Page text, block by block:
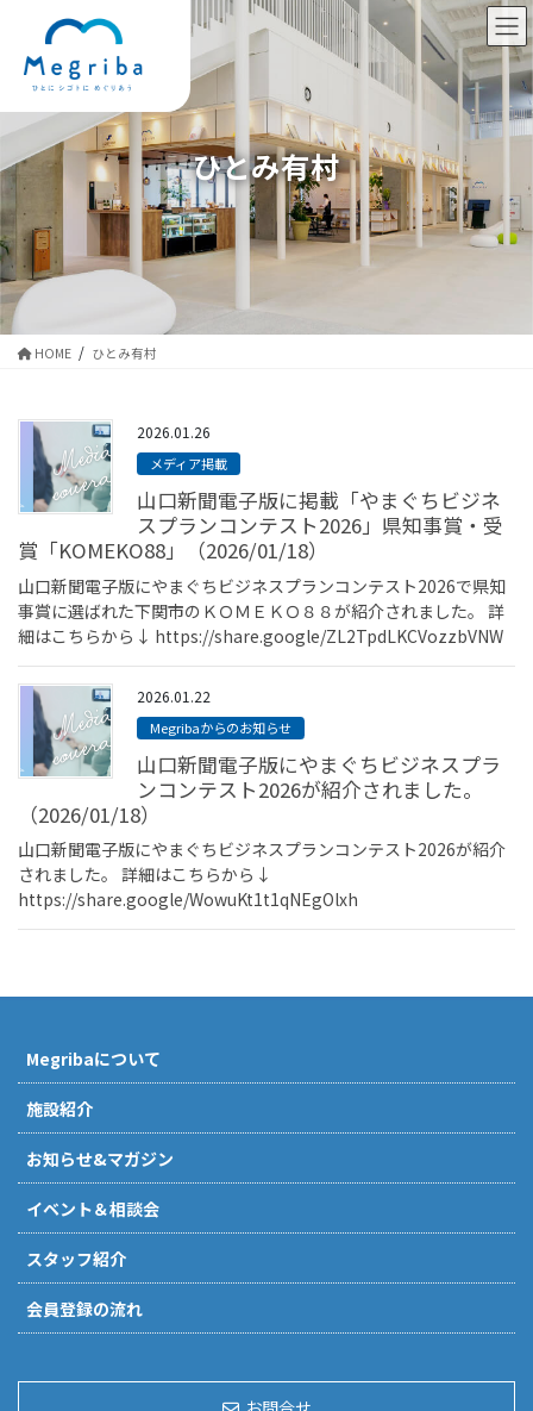
ツ
移
動
シ
ン
に
移
動
ひとみ有村
HOME ひとみ有村
2026.01.26
メディア掲載
山口新聞電子版に掲載「やまぐちビジネ
スプランコンテスト2026」県知事賞・受
賞「KOMEKO88」（2026/01/18）
山口新聞電子版にやまぐちビジネスプランコンテスト2026で県知
事賞に選ばれた下関市のＫＯＭＥＫＯ８８が紹介されました。 詳
細はこちらから↓ https://share.google/ZL2TpdLKCVozzbVNW
2026.01.22
Megribaからのお知らせ
山口新聞電子版にやまぐちビジネスプラ
ンコンテスト2026が紹介されました。
（2026/01/18）
山口新聞電子版にやまぐちビジネスプランコンテスト2026が紹介
されました。 詳細はこちらから↓
https://share.google/WowuKt1t1qNEgOlxh
Megribaについて
施設紹介
お知らせ&マガジン
イベント＆相談会
スタッフ紹介
会員登録の流れ